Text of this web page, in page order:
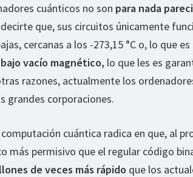
cuánticos no son para nada
que, sus circuitos únicamente
cercanas a los -273,15 °C o, lo que
vacío magnético, lo que les es
razones, actualmente los
grandes corporaciones.
cuántica radica en que, al
más permisivo que el regular código
de veces más rápido que los